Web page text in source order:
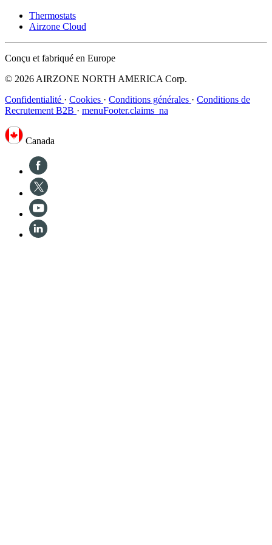
Thermostats
Airzone Cloud
Conçu et fabriqué en Europe
© 2026 AIRZONE NORTH AMERICA Corp.
Confidentialité · Cookies · Conditions générales · Conditions de
Recrutement B2B · menuFooter.claims_na
Canada